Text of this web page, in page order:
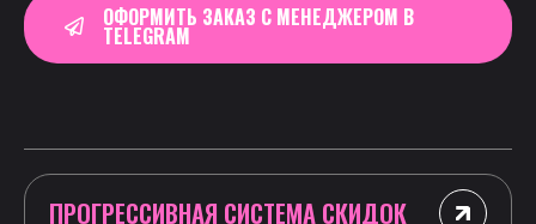
ОФОРМИТЬ ЗАКАЗ С МЕНЕДЖЕРОМ В
TELEGRAM
ПРОГРЕССИВНАЯ СИСТЕМА СКИДОК